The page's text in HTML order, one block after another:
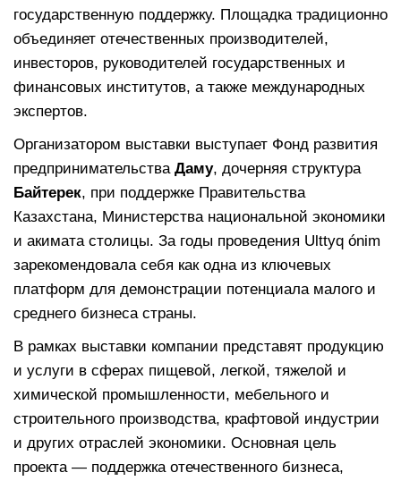
государственную поддержку. Площадка традиционно
объединяет отечественных производителей,
инвесторов, руководителей государственных и
финансовых институтов, а также международных
экспертов.
Организатором выставки выступает Фонд развития
предпринимательства Даму, дочерняя структура
Байтерек, при поддержке Правительства
Казахстана, Министерства национальной экономики
и акимата столицы. За годы проведения Ulttyq ónim
зарекомендовала себя как одна из ключевых
платформ для демонстрации потенциала малого и
среднего бизнеса страны.
В рамках выставки компании представят продукцию
и услуги в сферах пищевой, легкой, тяжелой и
химической промышленности, мебельного и
строительного производства, крафтовой индустрии
и других отраслей экономики. Основная цель
проекта — поддержка отечественного бизнеса,